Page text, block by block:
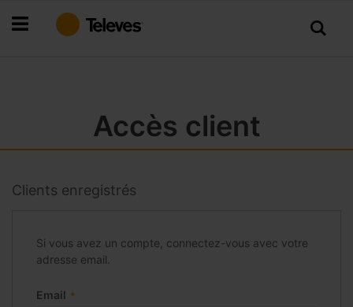
au
Accès client
Clients enregistrés
Si vous avez un compte, connectez-vous avec votre
adresse email.
Email